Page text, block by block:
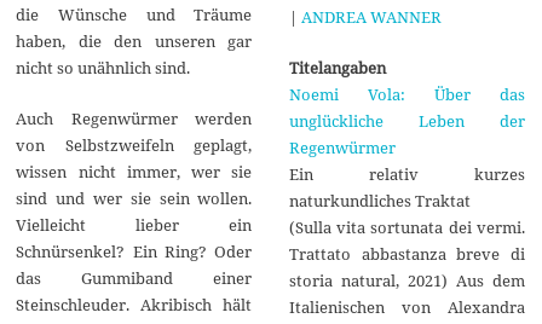
die Wünsche und Träume
haben, die den unseren gar
nicht so unähnlich sind.
Auch Regenwürmer werden
von Selbstzweifeln geplagt,
wissen nicht immer, wer sie
sind und wer sie sein wollen.
Vielleicht lieber ein
Schnürsenkel? Ein Ring? Oder
das Gummiband einer
Steinschleuder. Akribisch hält
| ANDREA WANNER
Titelangaben
Noemi Vola: Über das
unglückliche Leben der
Regenwürmer
Ein relativ kurzes
naturkundliches Traktat
(Sulla vita sortunata dei vermi.
Trattato abbastanza breve di
storia natural, 2021) Aus dem
Italienischen von Alexandra